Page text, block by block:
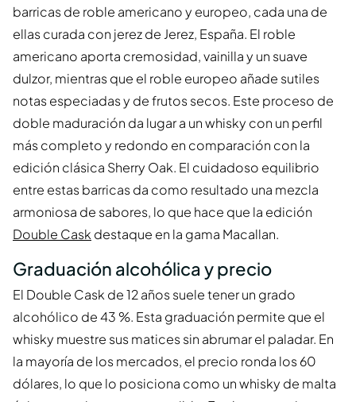
barricas de roble americano y europeo, cada una de
ellas curada con jerez de Jerez, España. El roble
americano aporta cremosidad, vainilla y un suave
dulzor, mientras que el roble europeo añade sutiles
notas especiadas y de frutos secos. Este proceso de
doble maduración da lugar a un whisky con un perfil
más completo y redondo en comparación con la
edición clásica Sherry Oak. El cuidadoso equilibrio
entre estas barricas da como resultado una mezcla
armoniosa de sabores, lo que hace que la edición
Double Cask destaque en la gama Macallan.
Graduación alcohólica y precio
El Double Cask de 12 años suele tener un grado
alcohólico de 43 %. Esta graduación permite que el
whisky muestre sus matices sin abrumar el paladar. En
la mayoría de los mercados, el precio ronda los 60
dólares, lo que lo posiciona como un whisky de malta